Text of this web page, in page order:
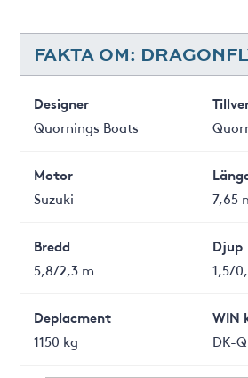
FAKTA OM:
Designer
Quornings Boats
Motor
Suzuki
7,65
Bredd
5,8/2,3 m
Djup
1,5/
Deplacment
1150 kg
WIN
DK-